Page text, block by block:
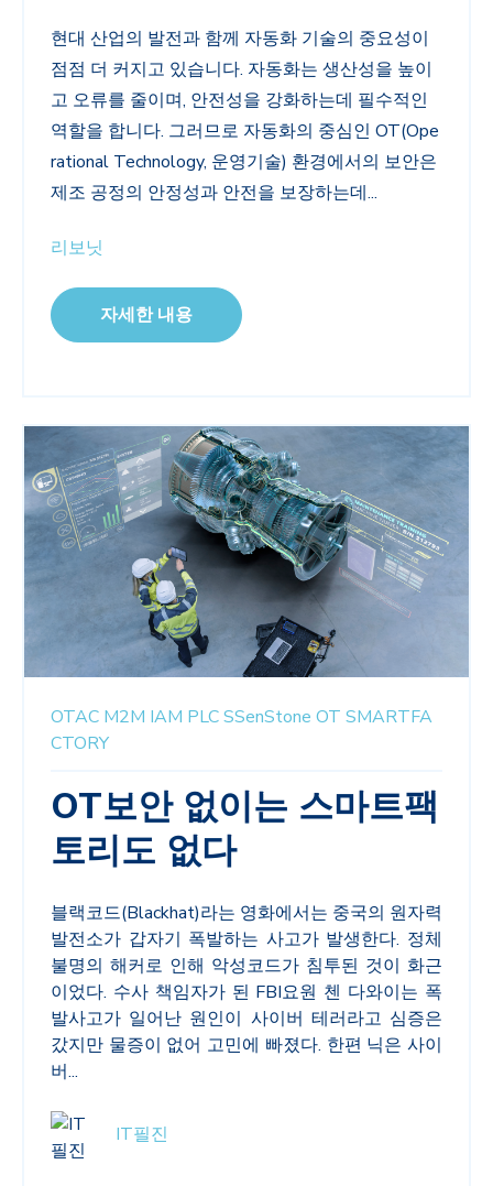
현대 산업의 발전과 함께 자동화 기술의 중요성이
점점 더 커지고 있습니다. 자동화는 생산성을 높이
고 오류를 줄이며, 안전성을 강화하는데 필수적인
역할을 합니다. 그러므로 자동화의 중심인 OT(Ope
rational Technology, 운영기술) 환경에서의 보안은
제조 공정의 안정성과 안전을 보장하는데...
리보닛
자세한 내용
OTAC M2M IAM PLCSSenStone OT SMARTFA
CTORY
OT보안 없이는 스마트팩
토리도 없다
블랙코드(Blackhat)라는 영화에서는 중국의 원자력
발전소가 갑자기 폭발하는 사고가 발생한다. 정체
불명의 해커로 인해 악성코드가 침투된 것이 화근
이었다. 수사 책임자가 된 FBI요원 첸 다와이는 폭
발사고가 일어난 원인이 사이버 테러라고 심증은
갔지만 물증이 없어 고민에 빠졌다. 한편 닉은 사이
버...
IT필진